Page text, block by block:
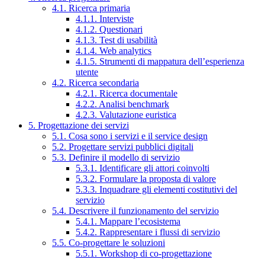
4.1. Ricerca primaria
4.1.1. Interviste
4.1.2. Questionari
4.1.3. Test di usabilità
4.1.4. Web analytics
4.1.5. Strumenti di mappatura dell’esperienza
utente
4.2. Ricerca secondaria
4.2.1. Ricerca documentale
4.2.2. Analisi benchmark
4.2.3. Valutazione euristica
5. Progettazione dei servizi
5.1. Cosa sono i servizi e il service design
5.2. Progettare servizi pubblici digitali
5.3. Definire il modello di servizio
5.3.1. Identificare gli attori coinvolti
5.3.2. Formulare la proposta di valore
5.3.3. Inquadrare gli elementi costitutivi del
servizio
5.4. Descrivere il funzionamento del servizio
5.4.1. Mappare l’ecosistema
5.4.2. Rappresentare i flussi di servizio
5.5. Co-progettare le soluzioni
5.5.1. Workshop di co-progettazione